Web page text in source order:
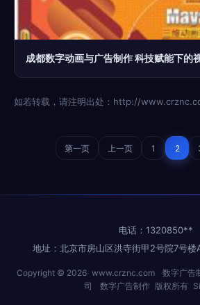
成都数字动画与广告制作 科技赋能下的
如若转载，请注明出处：http://
第一页 上一页 1 2
电话：1320850**
地址：北京市房山区洪寺街甲2号院7号
Copyright © 2026 www.crznc.com 数字广告
司
数字广告制作 版权所有